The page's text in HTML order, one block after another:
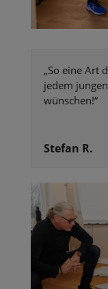
„So eine Art
jedem
wünschen!“
Stefan R.